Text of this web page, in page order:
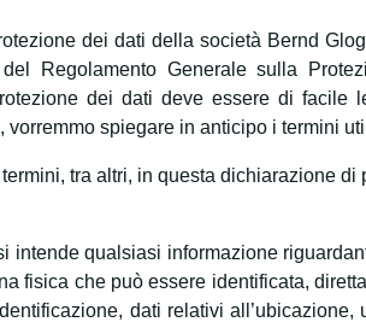
dei dati della società Bernd
Regolamento Generale sulla
dei dati deve essere di
vorremmo spiegare in anticipo i termini
tra altri, in questa dichiarazione di
intende qualsiasi informazione
fisica che può essere identificata,
dati relativi